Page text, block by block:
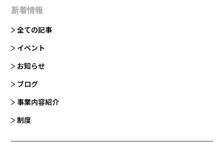
新着情報
全ての記事
イベント
お知らせ
ブログ
事業内容紹介
制度